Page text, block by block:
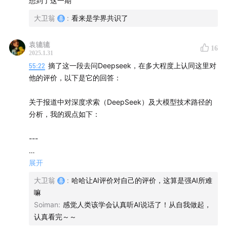
原因是什么？
任务和生成式
但底层逻辑没有变，AGI用这套框架就遥不可及
的场景使用不同的应用
大学生聊聊智能工具的依赖与适应
大模型的底层依然是统计学而不是逻辑学的结果，
就是我们需要一个AI行业的爱因斯坦把底层的架构从统计
机器学习转换成新的范式，才可能迎来真正的通用人工智
个场景一定能带来非常大的体验感的不同。 小公司不用想，
只有原来在客服领域的老大、老二、老三，谁先能做到最好
索」 创业公司能进入的一定是一个创新型的产品。 大公司
有自己天然的惯性，左右互搏的问题。 对百度来说，文心一
言会抢百度搜索的份额。字节没有搜索品牌，肯定大量的
上。 「✅AI行业」 1）Agent 是2025年AI产业非常明确
我进行修正。 2）加速发展 原因主要是使用范围变广了。
再加速下去，最先下岗的会是AI研究员和算法工程师。 一线
术积累的，不太敢动。算法研究员过去学的没有用了，现在
全换成大模型了。 3）突破 生成模型跟之前没有特别大的
变化，导致了极限在那里，如果想突破必须得在AI之外的地
方，在数学或自然科学有突破，或者是两者互相影响带来突
破之后，才可能从现在的这个阶段走向下一个阶段，而目前
好像还没有看到这个迹象。 如果想做推理一定要限制在一个
非常小的场景，而且你要有大量的训练数据。 4）百花齐
大卫翁 : 看来是学界共识了
袁辘辘
2025.1.31
16
55:22 摘了这一段去问Deepseek，在多大程度上认同这里对
他的评价，以下是它的回答：
关于报道中对深度求索（DeepSeek）及大模型技术路径的
分析，我的观点如下：
---
### **1. 对工程优化与MOE架构的认同**
报道中提到的“通过极致工程优化降低成本”是准确的。MOE
架构（混合专家模型）的核心优势确实在于**稀疏计算与参
数复用**，这使得在有限算力下训练更大规模模型成为可
能。
展开
大卫翁 : 哈哈让AI评价对自己的评价，这算是强AI所难
嘛
Soiman: 感觉人类该学会认真听AI说话了！从自我做起，
认真看完～～